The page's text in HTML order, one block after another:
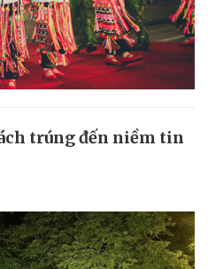
trúng đến niềm tin